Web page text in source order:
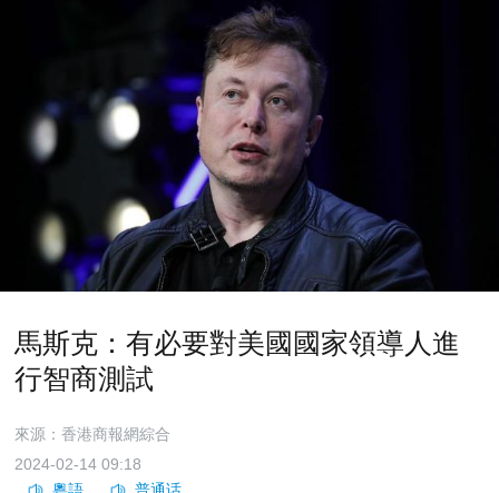
馬斯克：有必要對美國國家領導人進
行智商測試
來源：香港商報網綜合
2024-02-14 09:18